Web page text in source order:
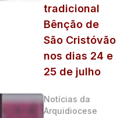
tradicional
Bênção de
São Cristóvão
nos dias 24 e
25 de julho
Notícias da
Arquidiocese